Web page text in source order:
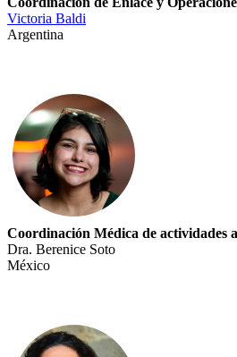
Victoria Baldi
Argentina
Coordinación Médica de actividades
Dra. Berenice Soto
México